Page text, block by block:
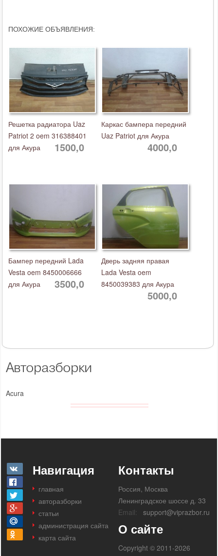
Авторазборки
Acura
ПОХОЖИЕ ОБЪЯВЛЕНИЯ:
Решетка радиатора Uaz
Patriot 2 oem 316388401
для Акура
1500,0
Каркас бампера передний
Uaz Patriot для Акура
4000,0
Бампер передний Lada
Vesta oem 8450006666
для Акура
3500,0
Дверь задняя правая
Lada Vesta oem
8450039383 для Акура
5000,0
Навигация
главная
авторазборки
статьи
администрация сайта
карта сайта
Контакты
Россия, Москва
Ленинградское шоссе д. 33
Email:
support@viprazbor.ru
О сайте
Copyright © 2011-2026